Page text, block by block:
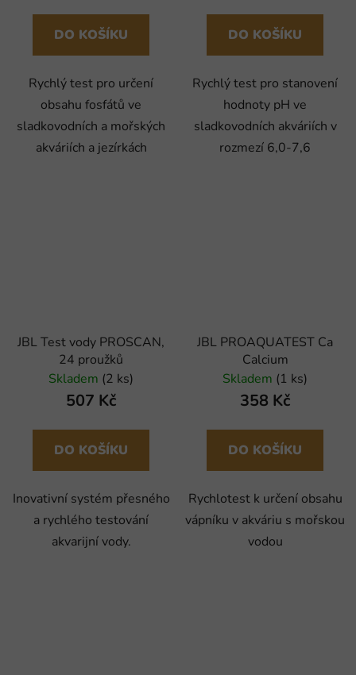
DO KOŠÍKU
Rychlý test pro určení
obsahu fosfátů ve
sladkovodních a mořských
akváriích a jezírkách
DO KOŠÍKU
Rychlý test pro stanovení
hodnoty pH ve
sladkovodních akváriích v
rozmezí 6,0-7,6
JBL Test vody PROSCAN,
24 proužků
Skladem (2 ks)
507 Kč
DO KOŠÍKU
Inovativní systém přesného
a rychlého testování
akvarijní vody.
JBL PROAQUATEST Ca
Calcium
Skladem (1 ks)
358 Kč
DO KOŠÍKU
Rychlotest k určení obsahu
vápníku v akváriu s mořskou
vodou